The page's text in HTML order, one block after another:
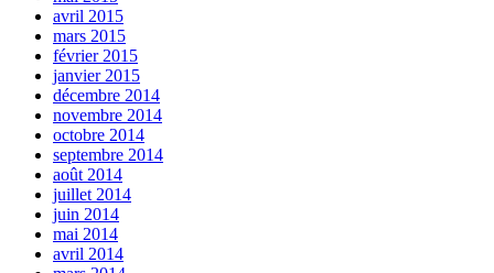
avril 2015
mars 2015
février 2015
janvier 2015
décembre 2014
novembre 2014
octobre 2014
septembre 2014
août 2014
juillet 2014
juin 2014
mai 2014
avril 2014